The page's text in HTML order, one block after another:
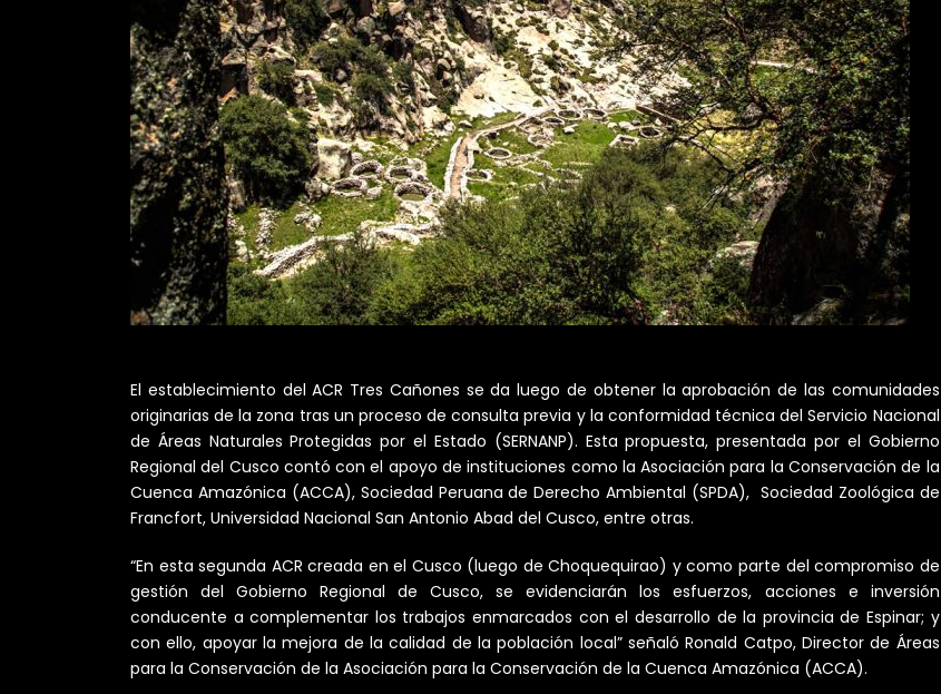
El establecimiento del ACR Tres Cañones se da luego de obtener la aprobación de las comunidades
originarias de la zona tras un proceso de consulta previa y la conformidad técnica del Servicio Nacional
de Áreas Naturales Protegidas por el Estado (SERNANP). Esta propuesta, presentada por el Gobierno
Regional del Cusco contó con el apoyo de instituciones como la Asociación para la Conservación de la
Cuenca Amazónica (ACCA), Sociedad Peruana de Derecho Ambiental (SPDA), Sociedad Zoológica de
Francfort, Universidad Nacional San Antonio Abad del Cusco, entre otras.
“En esta segunda ACR creada en el Cusco (luego de Choquequirao) y como parte del compromiso de
gestión del Gobierno Regional de Cusco, se evidenciarán los esfuerzos, acciones e inversión
conducente a complementar los trabajos enmarcados con el desarrollo de la provincia de Espinar; y
con ello, apoyar la mejora de la calidad de la población local” señaló Ronald Catpo, Director de Áreas
para la Conservación de la Asociación para la Conservación de la Cuenca Amazónica (ACCA).